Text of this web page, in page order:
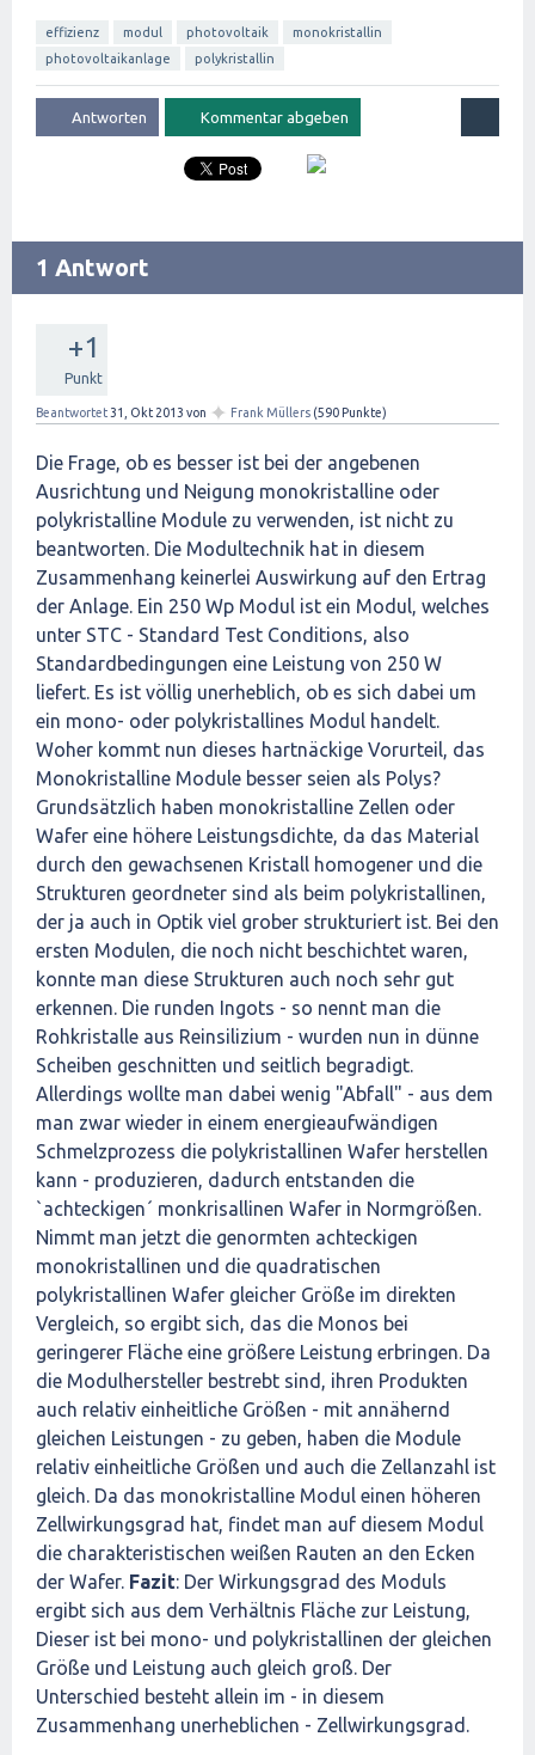
effizienz modul photovoltaik
monokristallin
photovoltaikanlage
polykristallin
1 Antwort
+1
Punkt
Beantwortet 31, Okt 2013 von ✦ Frank Müllers (590 Punkte)
Die Frage, ob es besser ist bei der angebenen
Ausrichtung und Neigung monokristalline oder
polykristalline Module zu verwenden, ist nicht zu
beantworten. Die Modultechnik hat in diesem
Zusammenhang keinerlei Auswirkung auf den Ertrag
der Anlage. Ein 250 Wp Modul ist ein Modul, welches
unter STC - Standard Test Conditions, also
Standardbedingungen eine Leistung von 250 W
liefert. Es ist völlig unerheblich, ob es sich dabei um
ein mono- oder polykristallines Modul handelt.
Woher kommt nun dieses hartnäckige Vorurteil, das
Monokristalline Module besser seien als Polys?
Grundsätzlich haben monokristalline Zellen oder
Wafer eine höhere Leistungsdichte, da das Material
durch den gewachsenen Kristall homogener und die
Strukturen geordneter sind als beim polykristallinen,
der ja auch in Optik viel grober strukturiert ist. Bei den
ersten Modulen, die noch nicht beschichtet waren,
konnte man diese Strukturen auch noch sehr gut
erkennen. Die runden Ingots - so nennt man die
Rohkristalle aus Reinsilizium - wurden nun in dünne
Scheiben geschnitten und seitlich begradigt.
Allerdings wollte man dabei wenig "Abfall" - aus dem
man zwar wieder in einem energieaufwändigen
Schmelzprozess die polykristallinen Wafer herstellen
kann - produzieren, dadurch entstanden die
`achteckigen´ monkrisallinen Wafer in Normgrößen.
Nimmt man jetzt die genormten achteckigen
monokristallinen und die quadratischen
polykristallinen Wafer gleicher Größe im direkten
Vergleich, so ergibt sich, das die Monos bei
geringerer Fläche eine größere Leistung erbringen. Da
die Modulhersteller bestrebt sind, ihren Produkten
auch relativ einheitliche Größen - mit annähernd
gleichen Leistungen - zu geben, haben die Module
relativ einheitliche Größen und auch die Zellanzahl ist
gleich. Da das monokristalline Modul einen höheren
Zellwirkungsgrad hat, findet man auf diesem Modul
die charakteristischen weißen Rauten an den Ecken
der Wafer. Fazit: Der Wirkungsgrad des Moduls
ergibt sich aus dem Verhältnis Fläche zur Leistung,
Dieser ist bei mono- und polykristallinen der gleichen
Größe und Leistung auch gleich groß. Der
Unterschied besteht allein im - in diesem
Zusammenhang unerheblichen - Zellwirkungsgrad.